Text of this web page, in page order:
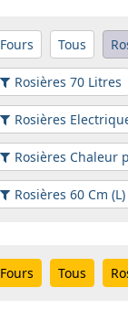
Fours Tous
Rosières 70 Litres
Rosières
Rosières Chaleur
Rosières 60 Cm (L)
Fours Tous